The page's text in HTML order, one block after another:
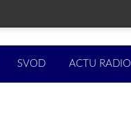
SVOD ACTU RADIO